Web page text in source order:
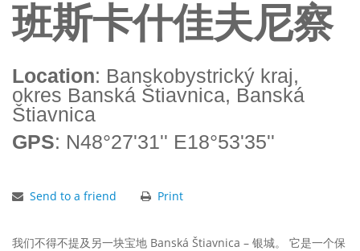
班斯卡什佳夫尼察
Location: Banskobystrický kraj,
okres Banská Štiavnica, Banská
Štiavnica
GPS: N48°27'31'' E18°53'35''
Send to a friend Print
我们不得不提及另一块宝地 Banská Štiavnica – 银城。 它是一个保